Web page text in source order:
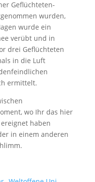
Geflüchteten-
wurden,
wurde ein
verübt und in
drei Geflüchteten
in die Luft
ermittelt.
wo Ihr das hier
haben
in einem anderen